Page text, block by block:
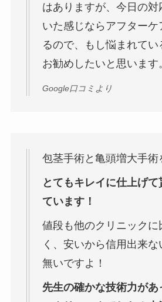
はありますが、今日の対
いた感じならアフターケ
るので、もし悩まれて
お勧めしたいと思います
Google口コミより
包茎手術と亀頭増大手術
とてもキレイに仕上げて
ています！
値段も他のクリニックに
く、安いから信用出来
無いですよ！
先生の確かな技術力があ